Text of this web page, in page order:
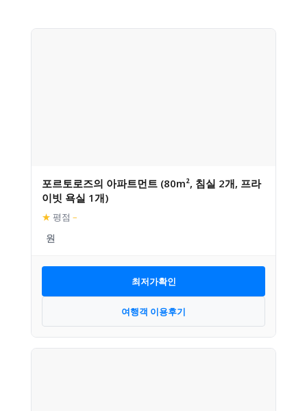
포르토로즈의 아파트먼트 (80m², 침실 2개, 프라
이빗 욕실 1개)
★ 평점 –
최저가확인
여행객 이용후기